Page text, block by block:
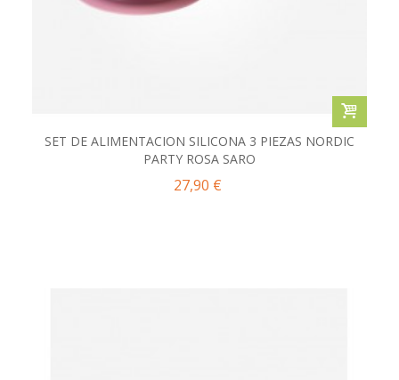
SET DE ALIMENTACION SILICONA 3 PIEZAS NORDIC
PARTY ROSA SARO
27,90 €